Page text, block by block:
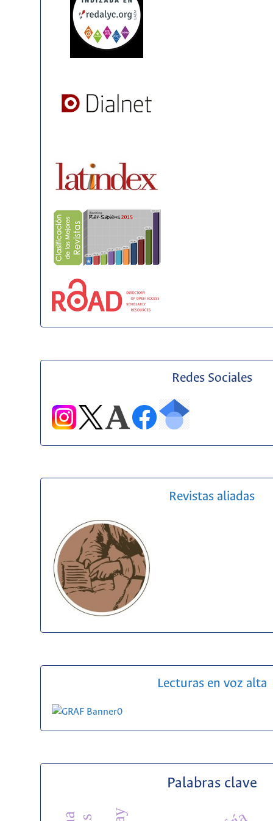
Redes Sociales
Revistas aliadas
Lecturas en voz alta
Palabras clave